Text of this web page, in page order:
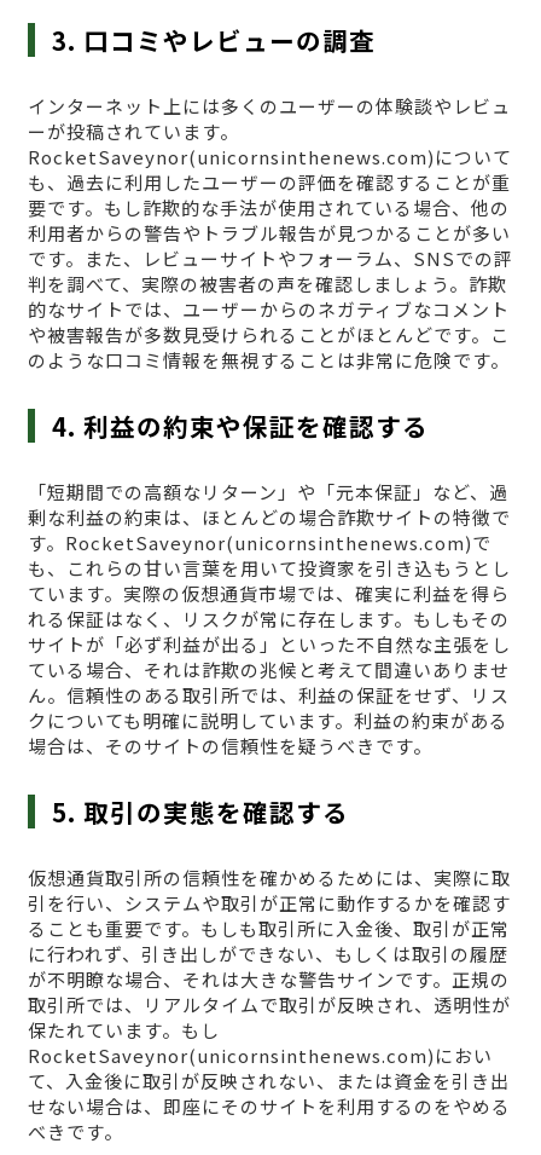
3. 口コミやレビューの調査
インターネット上には多くのユーザーの体験談やレビュ
ーが投稿されています。
RocketSaveynor(unicornsinthenews.com)について
も、過去に利用したユーザーの評価を確認することが重
要です。もし詐欺的な手法が使用されている場合、他の
利用者からの警告やトラブル報告が見つかることが多い
です。また、レビューサイトやフォーラム、SNSでの評
判を調べて、実際の被害者の声を確認しましょう。詐欺
的なサイトでは、ユーザーからのネガティブなコメント
や被害報告が多数見受けられることがほとんどです。こ
のような口コミ情報を無視することは非常に危険です。
4. 利益の約束や保証を確認する
「短期間での高額なリターン」や「元本保証」など、過
剰な利益の約束は、ほとんどの場合詐欺サイトの特徴で
す。RocketSaveynor(unicornsinthenews.com)で
も、これらの甘い言葉を用いて投資家を引き込もうとし
ています。実際の仮想通貨市場では、確実に利益を得ら
れる保証はなく、リスクが常に存在します。もしもその
サイトが「必ず利益が出る」といった不自然な主張をし
ている場合、それは詐欺の兆候と考えて間違いありませ
ん。信頼性のある取引所では、利益の保証をせず、リス
クについても明確に説明しています。利益の約束がある
場合は、そのサイトの信頼性を疑うべきです。
5. 取引の実態を確認する
仮想通貨取引所の信頼性を確かめるためには、実際に取
引を行い、システムや取引が正常に動作するかを確認す
ることも重要です。もしも取引所に入金後、取引が正常
に行われず、引き出しができない、もしくは取引の履歴
が不明瞭な場合、それは大きな警告サインです。正規の
取引所では、リアルタイムで取引が反映され、透明性が
保たれています。もし
RocketSaveynor(unicornsinthenews.com)におい
て、入金後に取引が反映されない、または資金を引き出
せない場合は、即座にそのサイトを利用するのをやめる
べきです。